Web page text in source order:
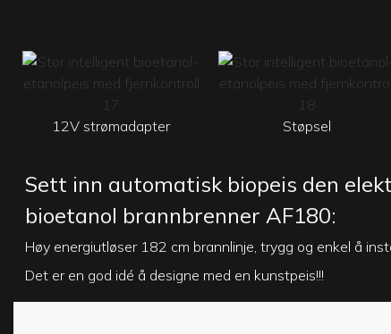
12V strømadapter Støpsel
Sett inn automatisk biopeis den
bioetanol brannbrenner AF180:
Høy energiutløser 182 cm brannlinje, trygg og enkel å
Det er en god idé å designe med en kunstpeis!!!